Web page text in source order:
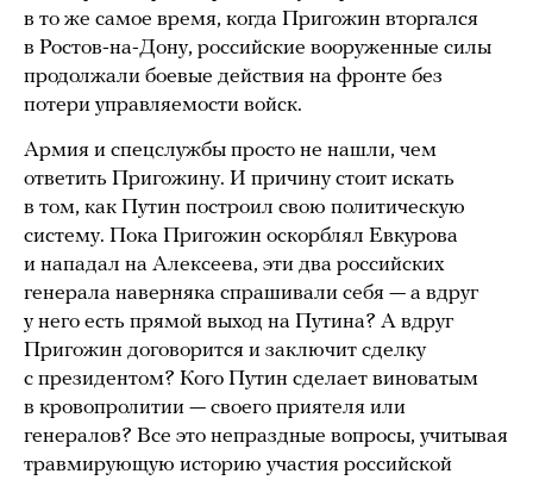
в то же самое время, когда Пригожин вторгался
в Ростов-на-Дону, российские вооруженные силы
продолжали боевые действия на фронте без
потери управляемости войск.
Армия и спецслужбы просто не нашли, чем
ответить Пригожину. И причину стоит искать
в том, как Путин построил свою политическую
систему. Пока Пригожин оскорблял Евкурова
и нападал на Алексеева, эти два российских
генерала наверняка спрашивали себя — а вдруг
у него есть прямой выход на Путина? А вдруг
Пригожин договорится и заключит сделку
с президентом? Кого Путин сделает виноватым
в кровопролитии — своего приятеля или
генералов? Все это непраздные вопросы, учитывая
травмирующую историю участия российской